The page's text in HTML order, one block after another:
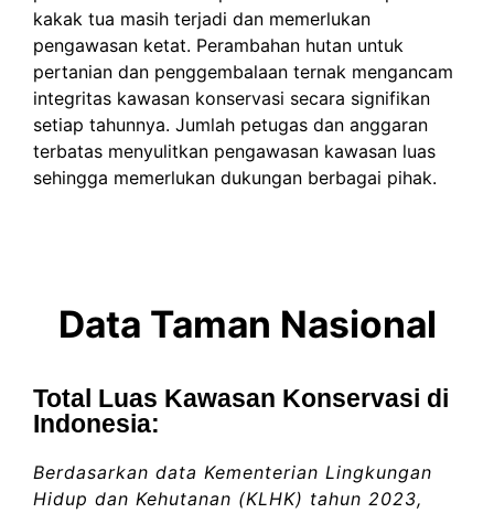
kakak tua masih terjadi dan memerlukan
pengawasan ketat. Perambahan hutan untuk
pertanian dan penggembalaan ternak mengancam
integritas kawasan konservasi secara signifikan
setiap tahunnya. Jumlah petugas dan anggaran
terbatas menyulitkan pengawasan kawasan luas
sehingga memerlukan dukungan berbagai pihak.
Data Taman Nasional
Total Luas Kawasan Konservasi di
Indonesia:
Berdasarkan data Kementerian Lingkungan
Hidup dan Kehutanan (KLHK) tahun 2023,